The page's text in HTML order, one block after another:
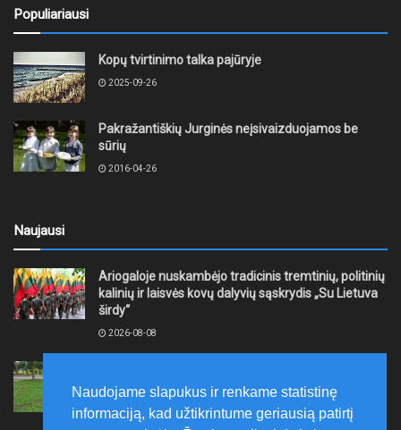
Populiariausi
Kopų tvirtinimo talka pajūryje
2025-09-26
Pakražantiškių Jurginės neįsivaizduojamos be
sūrių
2016-04-26
Naujausi
Ariogaloje nuskambėjo tradicinis tremtinių, politinių
kalinių ir laisvės kovų dalyvių sąskrydis „Su Lietuva
širdy“
2026-08-08
laikytis Kelių eismo taisyklių, tausoti aplinką
2026-08-08
Naudojame slapukus ir renkame statistinę
informaciją, kad užtikrintume geriausią patirtį